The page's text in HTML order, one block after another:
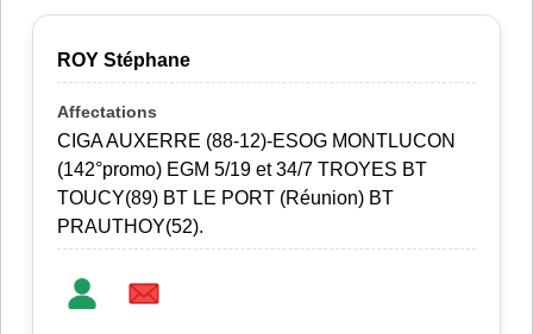
ROY Stéphane
CIGA AUXERRE (88-12)-ESOG MONTLUCON
(142°promo) EGM 5/19 et 34/7 TROYES BT
TOUCY(89) BT LE PORT (Réunion) BT
PRAUTHOY(52).